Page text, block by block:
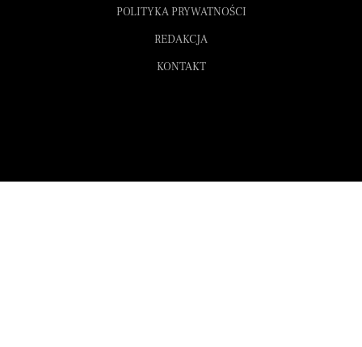
POLITYKA PRYWATNOŚCI
REDAKCJA
KONTAKT